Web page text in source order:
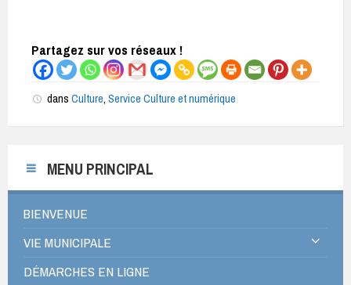
Partagez sur vos réseaux !
dans Culture, Service Culture et numérique
MENU PRINCIPAL
BIENVENUE
VIE MUNICIPALE
DÉMARCHES EN LIGNE